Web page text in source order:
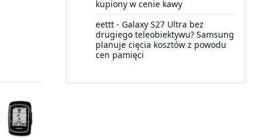
kupiony w cenie kawy
eettt - Galaxy S27 Ultra bez
drugiego teleobiektywu? Samsung
planuje cięcia kosztów z powodu
cen pamięci